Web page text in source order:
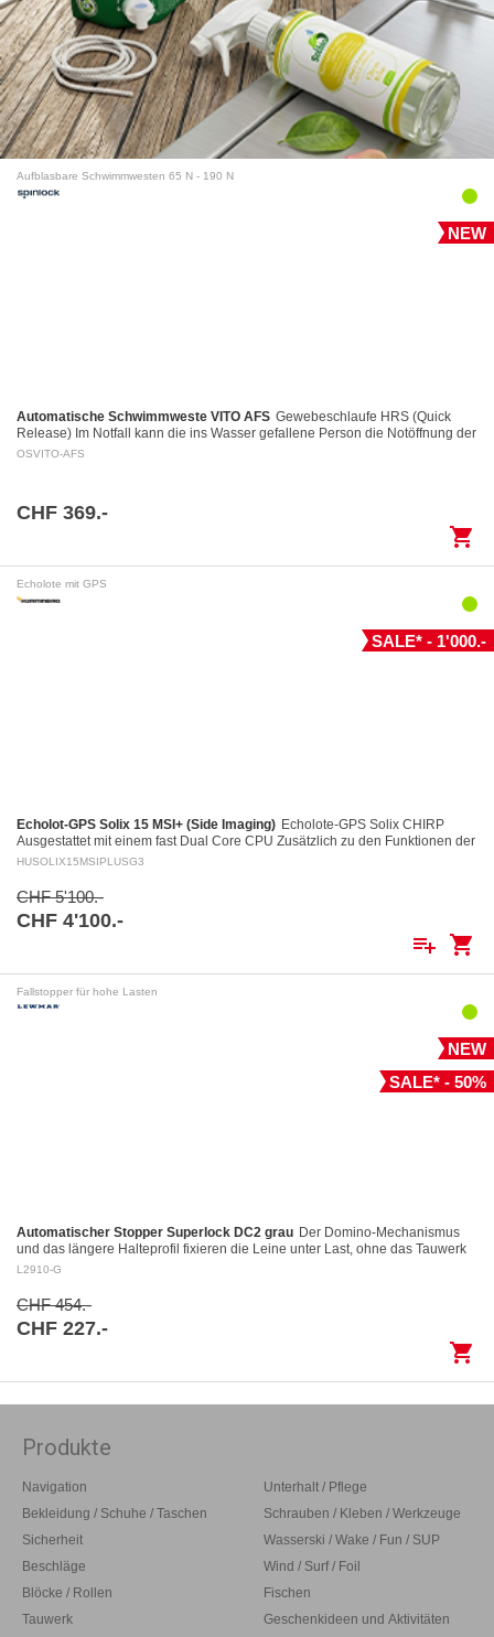
Aufblasbare Schwimmwesten 65 N - 190 N
NEW
Automatische Schwimmweste VITO AFS Gewebeschlaufe HRS (Quick
Release) Im Notfall kann die ins Wasser gefallene Person die Notöffnung der
Gewebeschlaufe mittels eines Auslöserings…
OSVITO-AFS
CHF 369.-
shopping_cart
Echolote mit GPS
SALE* - 1'000.-
Echolot-GPS Solix 15 MSI+ (Side Imaging) Echolote-GPS Solix CHIRP
Ausgestattet mit einem fast Dual Core CPU Zusätzlich zu den Funktionen der
Helix Geräte, einschliesslich des…
HUSOLIX15MSIPLUSG3
CHF 5'100.-
CHF 4'100.-
playlist_add shopping_cart
Fallstopper für hohe Lasten
NEW
SALE* - 50%
Automatischer Stopper Superlock DC2 grau Der Domino-Mechanismus
und das längere Halteprofil fixieren die Leine unter Last, ohne das Tauwerk
aufzuscheuern Kontrolliertes Fieren: Das…
L2910-G
CHF 454.-
CHF 227.-
shopping_cart
Produkte
Navigation
Bekleidung / Schuhe / Taschen
Sicherheit
Beschläge
Blöcke / Rollen
Tauwerk
Unterhalt / Pflege
Schrauben / Kleben / Werkzeuge
Wasserski / Wake / Fun / SUP
Wind / Surf / Foil
Fischen
Geschenkideen und Aktivitäten